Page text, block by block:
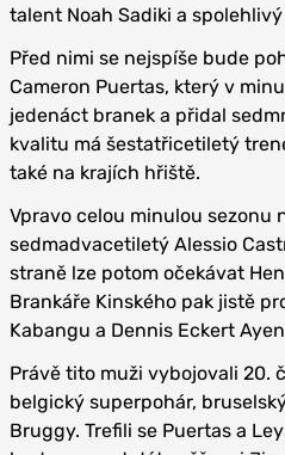
talent Noah Sadiki a
Před nimi se nejspíše bude
Cameron Puertas, který v
jedenáct branek a přidal
kvalitu má šestatřicetiletý
také na krajích hřiště.
Vpravo celou minulou sezonu
sedmadvacetiletý Alessio
straně lze potom očekávat
Brankáře Kinského pak jistě
Kabangu a Dennis Eckert
Právě tito muži vybojovali 20.
belgický superpohár,
Bruggy. Trefili se Puertas a